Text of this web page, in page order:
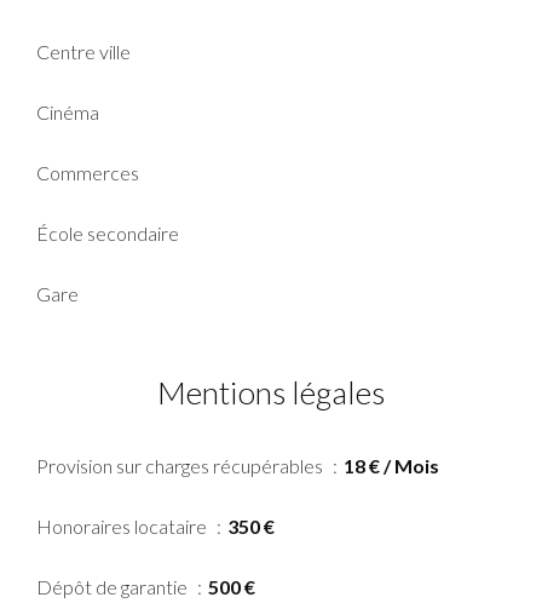
Centre ville
Cinéma
Commerces
École secondaire
Gare
Mentions légales
Provision sur charges récupérables 18 € / Mois
Honoraires locataire 350 €
Dépôt de garantie 500 €